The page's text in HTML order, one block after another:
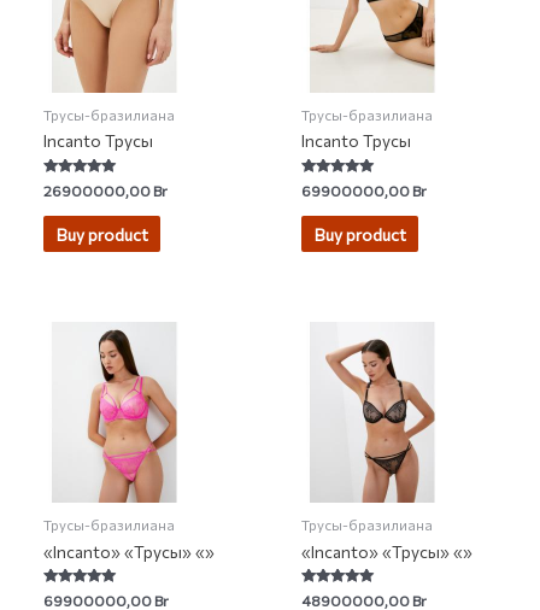
Трусы-бразилиана
Incanto Трусы
Rated
4.94
out of 5
26900000,00Br
Buy product
Трусы-бразилиана
Incanto Трусы
Rated
5.00
out of 5
69900000,00Br
Buy product
Трусы-бразилиана
«Incanto» «Трусы» «»
Rated
69900000,00Br
Трусы-бразилиана
«Incanto» «Трусы» «»
Rated
48900000,00Br